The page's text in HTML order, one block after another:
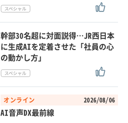
幹部30名超に対面説得…JR西日本
に生成AIを定着させた「社員の心
の動かし方」
オンライン 2026/08/06
AI音声DX最前線